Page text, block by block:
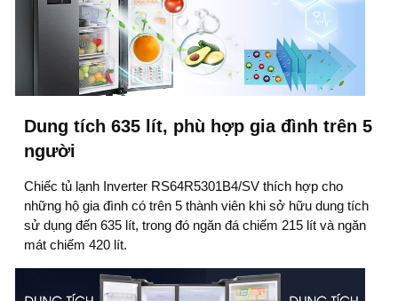
Dung tích 635 lít, phù hợp gia đình trên 5
người
Chiếc tủ lạnh Inverter RS64R5301B4/SV thích hợp cho
những hộ gia đình có trên 5 thành viên khi sở hữu dung tích
sử dụng đến 635 lít, trong đó ngăn đá chiếm 215 lít và ngăn
mát chiếm 420 lít.